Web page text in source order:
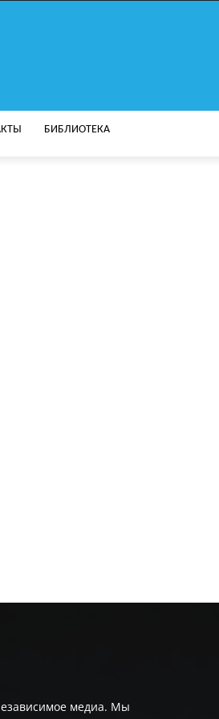
БИБЛИОТЕКА
медиа. Мы